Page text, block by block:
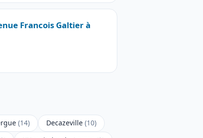
Francois Galtier à
(14) Decazeville (10)